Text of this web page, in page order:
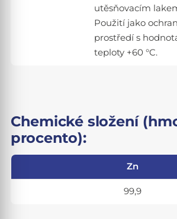
utěsňovacím
Použití jako
prostředí s
teploty +60 °C.
Chemické složení
procento):
Zn
99,9